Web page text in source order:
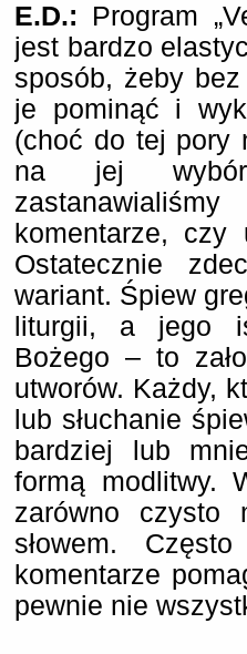
E.D.: Program
jest bardzo
sposób, żeby
je pominąć i
(choć do tej pory
na jej
komentarze,
Ostatecznie
wariant. Śpiew
liturgii, a jego
Bożego – to
utworów. Każdy,
lub słuchanie
bardziej lub
formą modlitwy.
zarówno czysto
słowem.
komentarze
pewnie nie